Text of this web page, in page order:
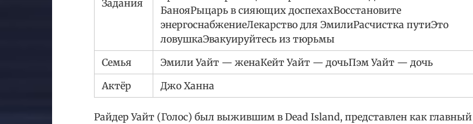
Задания
БанояРыцарь в сияющих доспехахВосстановите
энергоснабжениеЛекарство для ЭмилиРасчистка путиЭто
ловушкаЭвакуируйтесь из тюрьмы
Семья
Эмили Уайт — женаКейт Уайт — дочьПэм Уайт — дочь
Актёр
Джо Ханна
Райдер Уайт (Голос) был выжившим в Dead Island, представлен как главный